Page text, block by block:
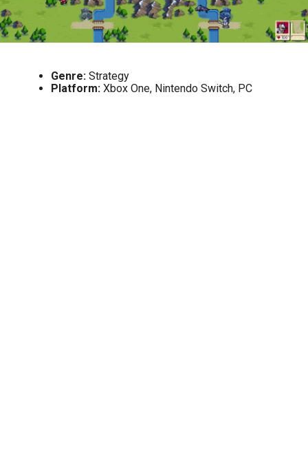
Genre:Strategy
Platform:Xbox One, Nintendo Switch, PC